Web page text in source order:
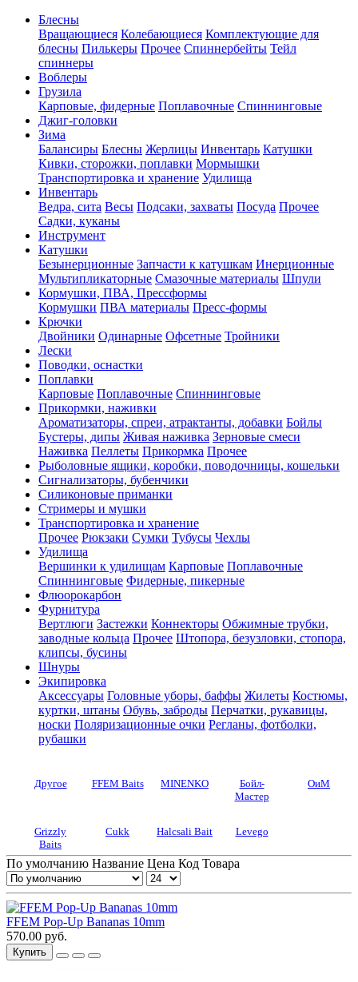
Блесны
Вращающиеся Колебающиеся Комплектующие для
блесны Пилькеры Прочее Спиннербейты Тейл
спиннеры
Воблеры
Грузила
Карповые, фидерные Поплавочные Спиннинговые
Джиг-головки
Зима
Балансиры Блесны Жерлицы Инвентарь Катушки
Кивки, сторожки, поплавки Мормышки
Транспортировка и хранение Удилища
Инвентарь
Ведра, сита Весы Подсаки, захваты Посуда Прочее
Садки, куканы
Инструмент
Катушки
Безынерционные Запчасти к катушкам Инерционные
Мультипликаторные Смазочные материалы Шпули
Кормушки, ПВА, Прессформы
Кормушки ПВА материалы Пресс-формы
Крючки
Двойники Одинарные Офсетные Тройники
Лески
Поводки, оснастки
Поплавки
Карповые Поплавочные Спиннинговые
Прикормки, наживки
Ароматизаторы, спреи, атрактанты, добавки Бойлы
Бустеры, дипы Живая наживка Зерновые смеси
Наживка Пеллеты Прикормка Прочее
Рыболовные ящики, коробки, поводочницы, кошельки
Сигнализаторы, бубенчики
Силиконовые приманки
Стримеры и мушки
Транспортировка и хранение
Прочее Рюкзаки Сумки Тубусы Чехлы
Удилища
Вершинки к удилищам Карповые Поплавочные
Спиннинговые Фидерные, пикерные
Флюорокарбон
Фурнитура
Вертлюги Застежки Коннекторы Обжимные трубки,
заводные кольца Прочее Штопора, безузловки, стопора,
клипсы, бусины
Шнуры
Экипировка
Аксессуары Головные уборы, баффы Жилеты Костюмы,
куртки, штаны Обувь, заброды Перчатки, рукавицы,
носки Поляризационные очки Регланы, фотболки,
рубашки
Другое FFEM Baits MINENKO
Бойл-
Мастер
ОиМ
Grizzly
Baits
Cukk Halcsali Bait Levego
По умолчанию Название Цена Код Товара
FFEM Pop-Up Bananas 10mm
570.00 руб.
Купить